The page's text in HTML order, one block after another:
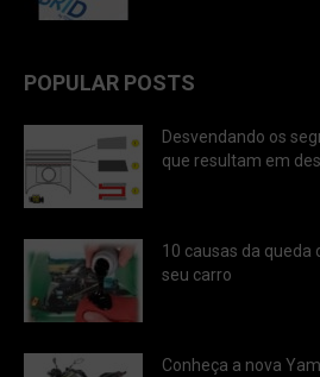
POPULAR POSTS
Desvendando os
que resultam em
10 causas da queda
seu carro
Conheça a nova